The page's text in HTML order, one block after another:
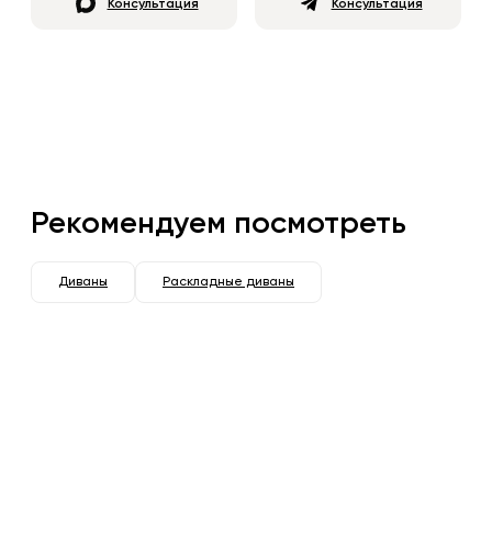
Консультация Консультация
Рекомендуем посмотреть
Диваны Раскладные диваны